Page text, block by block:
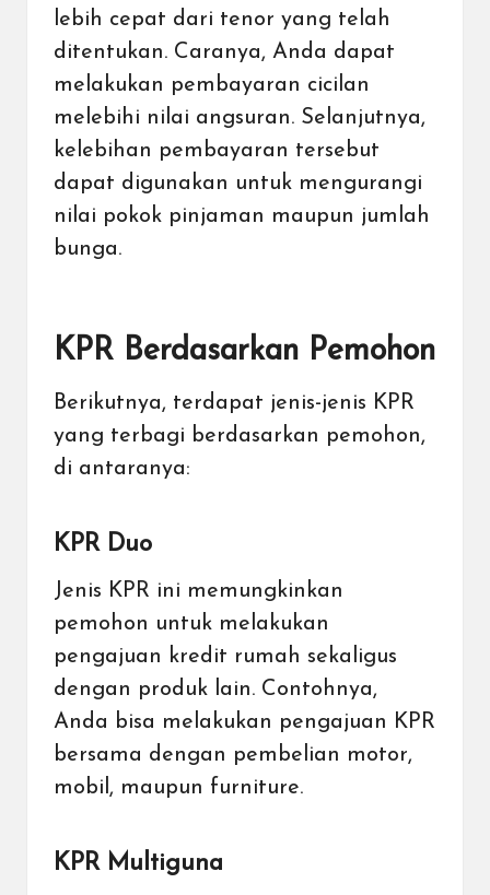
lebih cepat dari tenor yang telah
ditentukan. Caranya, Anda dapat
melakukan pembayaran cicilan
melebihi nilai angsuran. Selanjutnya,
kelebihan pembayaran tersebut
dapat digunakan untuk mengurangi
nilai pokok pinjaman maupun jumlah
bunga.
KPR Berdasarkan Pemohon
Berikutnya, terdapat jenis-jenis KPR
yang terbagi berdasarkan pemohon,
di antaranya:
KPR Duo
Jenis KPR ini memungkinkan
pemohon untuk melakukan
pengajuan kredit rumah sekaligus
dengan produk lain. Contohnya,
Anda bisa melakukan pengajuan KPR
bersama dengan pembelian motor,
mobil, maupun furniture.
KPR Multiguna